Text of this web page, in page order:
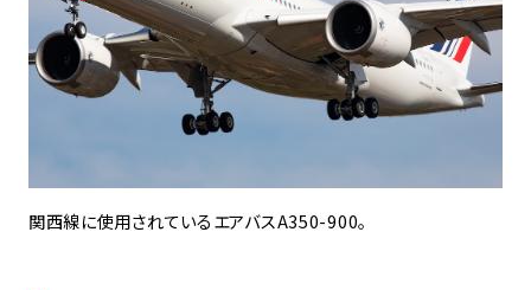
関西線に使用されているエアバスA350-900。